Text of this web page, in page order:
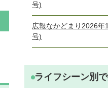
号)
広報なかどまり2026年
号)
ライフシーン別